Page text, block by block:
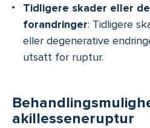
Tidligere skader eller
forandringer: Tidligere
eller degenerative
utsatt for ruptur.
akillesseneruptur